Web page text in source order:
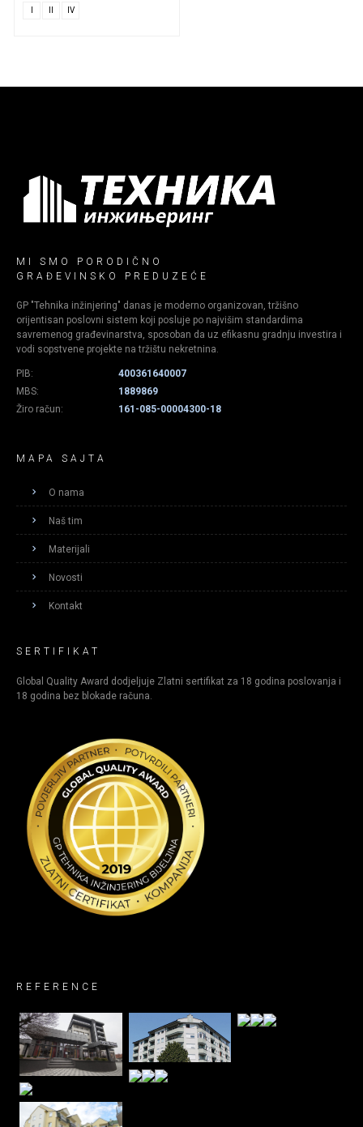
IV
MI SMO PORODIČNO
GRAĐEVINSKO PREDUZEĆE
GP "Tehnika inžinjering" danas je moderno organizovan, tržišno
orijentisan poslovni sistem koji posluje po najvišim standardima
savremenog građevinarstva, sposoban da uz efikasnu gradnju investira i
vodi sopstvene projekte na tržištu nekretnina.​
PIB:
400361640007
MBS:
1889869
Žiro račun:
161-085-00004300-18
MAPA SAJTA
O nama
Naš tim
Materijali
Novosti
Kontakt
SERTIFIKAT
Global Quality Award dodjeljuje Zlatni sertifikat za 18 godina poslovanja i
18 godina bez blokade računa.
REFERENCE